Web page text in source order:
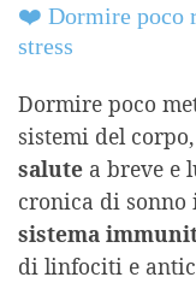
❤️ Dormire poco
stress
Dormire poco
sistemi del
salute a breve e
cronica di sonno
sistema
di linfociti e